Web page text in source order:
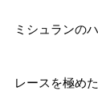
ミシュランの
レースを極め